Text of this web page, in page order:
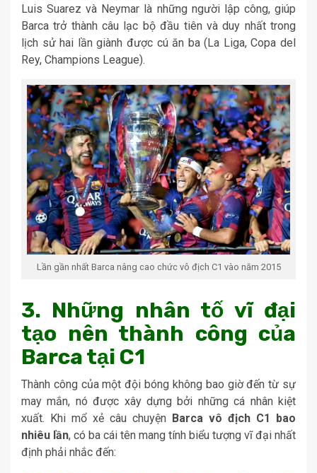
Luis Suarez và Neymar là những người lập công, giúp
Barca trở thành câu lạc bộ đầu tiên và duy nhất trong
lịch sử hai lần giành được cú ăn ba (La Liga, Copa del
Rey, Champions League).
Lần gần nhất Barca nâng cao chức vô địch C1 vào năm 2015
3. Những nhân tố vĩ đại
tạo nên thành công của
Barca tại C1
Thành công của một đội bóng không bao giờ đến từ sự
may mắn, nó được xây dựng bởi những cá nhân kiệt
xuất. Khi mổ xẻ câu chuyện Barca vô địch C1 bao
nhiêu lần, có ba cái tên mang tính biểu tượng vĩ đại nhất
định phải nhắc đến: